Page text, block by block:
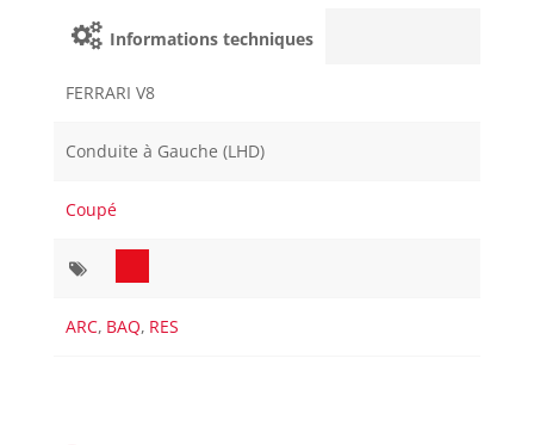
Informations techniques
FERRARI V8
Conduite à Gauche (LHD)
Coupé
ARC, BAQ, RES